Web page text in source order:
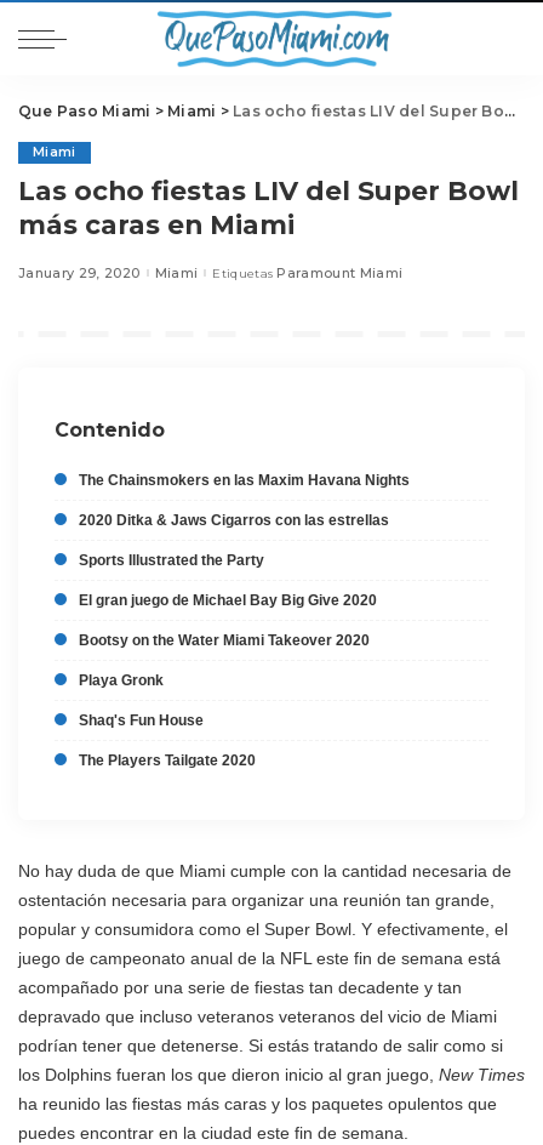
Que Paso Miami > Miami > Las ocho fiestas LIV del Super Bowl más caras en Miami
Miami
Las ocho fiestas LIV del Super Bowl
más caras en Miami
January 29, 2020 Miami Etiquetas Paramount Miami
Contenido
The Chainsmokers en las Maxim Havana Nights
2020 Ditka & Jaws Cigarros con las estrellas
Sports Illustrated the Party
El gran juego de Michael Bay Big Give 2020
Bootsy on the Water Miami Takeover 2020
Playa Gronk
Shaq's Fun House
The Players Tailgate 2020
No hay duda de que Miami cumple con la cantidad necesaria de
ostentación necesaria para organizar una reunión tan grande,
popular y consumidora como el Super Bowl. Y efectivamente, el
juego de campeonato anual de la NFL este fin de semana está
acompañado por una serie de fiestas tan decadente y tan
depravado que incluso veteranos veteranos del vicio de Miami
podrían tener que detenerse. Si estás tratando de salir como si
los Dolphins fueran los que dieron inicio al gran juego, New Times
ha reunido las fiestas más caras y los paquetes opulentos que
puedes encontrar en la ciudad este fin de semana.